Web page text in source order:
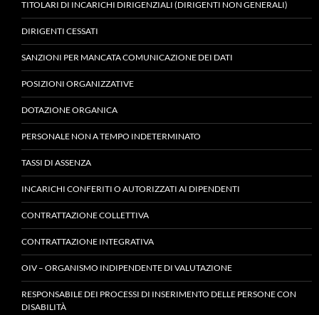
TITOLARI DI INCARICHI DIRIGENZIALI (DIRIGENTI NON GENERALI)
DIRIGENTI CESSATI
SANZIONI PER MANCATA COMUNICAZIONE DEI DATI
POSIZIONI ORGANIZZATIVE
DOTAZIONE ORGANICA
PERSONALE NON A TEMPO INDETERMINATO
TASSI DI ASSENZA
INCARICHI CONFERITI O AUTORIZZATI AI DIPENDENTI
CONTRATTAZIONE COLLETTIVA
CONTRATTAZIONE INTEGRATIVA
OIV – ORGANISMO INDIPENDENTE DI VALUTAZIONE
RESPONSABILE DEI PROCESSI DI INSERIMENTO DELLE PERSONE CON
DISABILITÀ